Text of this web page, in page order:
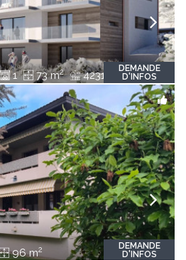
1 73 m2 4231 m 2DEMANDE
D'INFOS
96 m2
DEMANDE
D'INFOS